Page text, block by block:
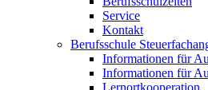
Service
Kontakt
Berufsschule
Informationen für
Informationen für
Lernortkooperation